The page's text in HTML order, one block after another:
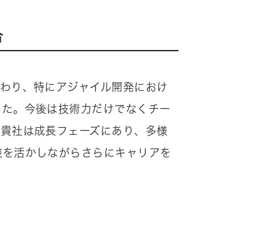
り、特にアジャイル開発におけ
。今後は技術力だけでなくチー
社は成長フェーズにあり、多様
活かしながらさらにキャリアを